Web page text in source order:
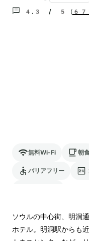
4.3 / 5 ( 677
無料Wi-Fi 朝
バリアフリー
ソウルの中心街、明洞
ホテル。明洞駅からも